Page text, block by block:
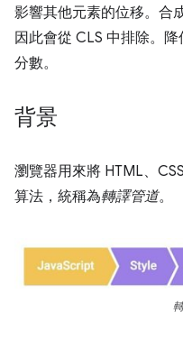
影響其他元素的位移。合
因此會從 CLS 中排除。
分數。
背景
瀏覽器用來將 HTML、
算法，統稱為轉譯管道。